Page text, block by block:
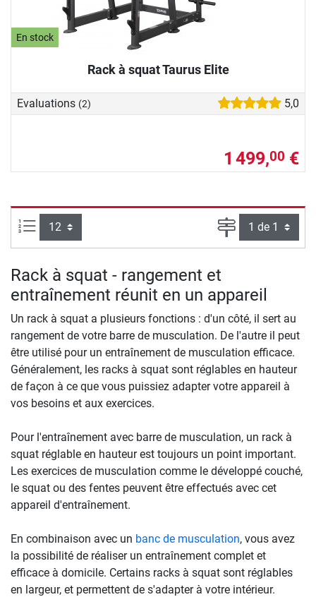
En stock
Rack à squat Taurus Elite
Evaluations (2) 5,0
1 499,00 €
Articles par page : Page
Rack à squat - rangement et
entraînement réunit en un appareil
Un rack à squat a plusieurs fonctions : d'un côté, il sert au
rangement de votre barre de musculation. De l'autre il peut
être utilisé pour un entraînement de musculation efficace.
Généralement, les racks à squat sont réglables en hauteur
de façon à ce que vous puissiez adapter votre appareil à
vos besoins et aux exercices.
Pour l'entraînement avec barre de musculation, un rack à
squat réglable en hauteur est toujours un point important.
Les exercices de musculation comme le développé couché,
le squat ou des fentes peuvent être effectués avec cet
appareil d'entraînement.
En combinaison avec un banc de musculation, vous avez
la possibilité de réaliser un entraînement complet et
efficace à domicile. Certains racks à squat sont réglables
en largeur, et permettent de s'adapter à votre intérieur.